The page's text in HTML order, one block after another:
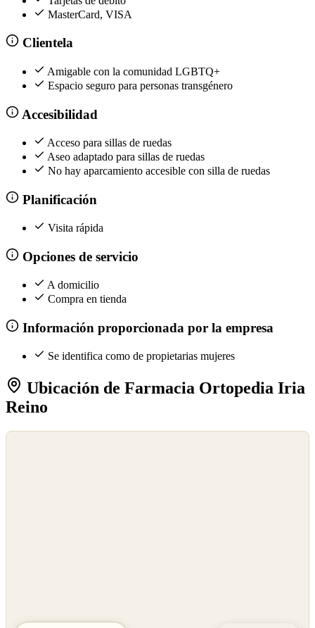
MasterCard, VISA
Clientela
Amigable con la comunidad LGBTQ+
Espacio seguro para personas transgénero
Accesibilidad
Acceso para sillas de ruedas
Aseo adaptado para sillas de ruedas
No hay aparcamiento accesible con silla de ruedas
Planificación
Visita rápida
Opciones de servicio
A domicilio
Compra en tienda
Información proporcionada por la empresa
Se identifica como de propietarias mujeres
Ubicación de Farmacia Ortopedia Iria
Reino